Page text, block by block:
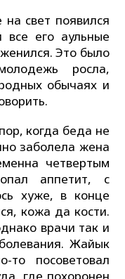
на свет появился
его аульные
Это было
росла,
обычаях и
когда беда не
заболела жена
четвертым
аппетит, с
хуже, в конце
кожа да кости.
врачи так и
Жайык
посоветовал